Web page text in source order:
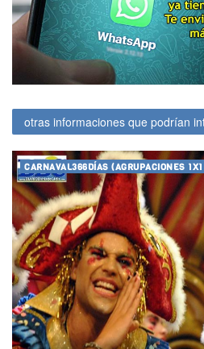
otras informaciones que podrían
CARNAVAL366DÍAS (AGRUPACIONES